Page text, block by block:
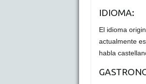
IDIOMA:
El idioma
actualmente
habla